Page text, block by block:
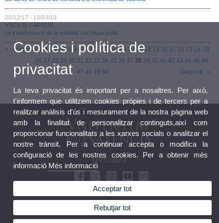
20/12/17 - 18/03/18
VISCA EL CARRER!
La transformació de la mobilitat i de l'espai públic
Anterior1 2 3 4 5 6 7 8 9 10 11 12 13 14 15 16 17 18 19 20 21 22 23 24 25
26 27 28 29 30 31 32 33 34 35 36 37 38 39 40 41 42 43 44 45 46
47 48 49 50 Següent
UVcultura
Cookies i política de
privacitat
La teva privacitat és important per a nosaltres. Per això,
t'informem que utilitzem cookies pròpies i de tercers per a
realitzar anàlisis d'ús i mesurament de la nostra pàgina web
amb la finalitat de personalitzar continguts,així com
proporcionar funcionalitats a les xarxes socials o analitzar el
nostre trànsit. Per a continuar accepta o modifica la
configuració de les nostres cookies. Per a obtenir més
informació Més informació
Acceptar tot
Rebutjar tot